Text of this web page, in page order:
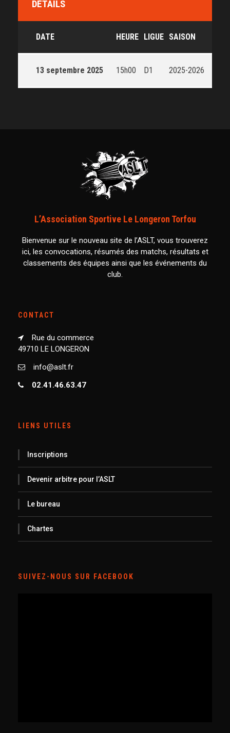
DÉTAILS
DATE HEURE LIGUE SAISON
13 septembre 2025 15h00 D1 2025-2026
L’Association Sportive Le Longeron Torfou
Bienvenue sur le nouveau site de l’ASLT, vous trouverez
ici, les convocations, résumés des matchs, résultats et
classements des équipes ainsi que les événements du
club.
CONTACT
Rue du commerce
49710 LE LONGERON
info@aslt.fr
02.41.46.63.47
LIENS UTILES
Inscriptions
Devenir arbitre pour l’ASLT
Le bureau
Chartes
SUIVEZ-NOUS SUR FACEBOOK